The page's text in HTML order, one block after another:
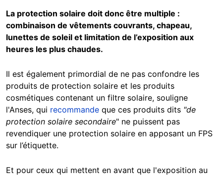
La protection solaire doit donc être multiple :
combinaison de vêtements couvrants, chapeau,
lunettes de soleil et limitation de l’exposition aux
heures les plus chaudes.
Il est également primordial de ne pas confondre les
produits de protection solaire et les produits
cosmétiques contenant un filtre solaire, souligne
l'Anses, qui recommande que ces produits dits "de
protection solaire secondaire" ne puissent pas
revendiquer une protection solaire en apposant un FPS
sur l’étiquette.
Et pour ceux qui mettent en avant que l'exposition au